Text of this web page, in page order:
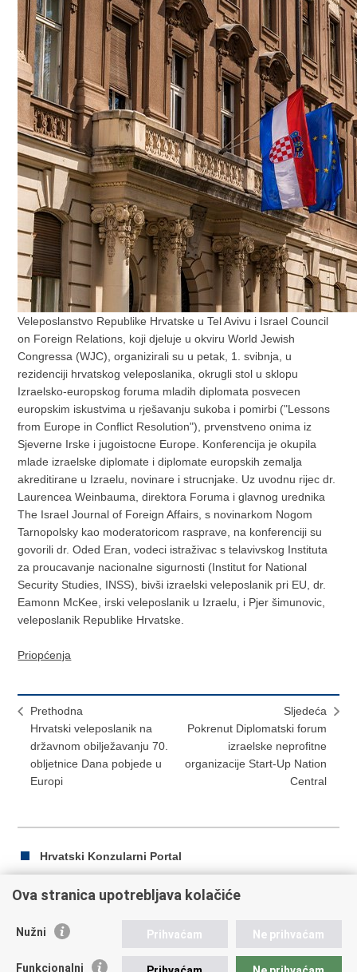
Veleposlanstvo Republike Hrvatske u Tel Avivu i Israel Council
on Foreign Relations, koji djeluje u okviru World Jewish
Congressa (WJC), organizirali su u petak, 1. svibnja, u
rezidenciji hrvatskog veleposlanika, okrugli stol u sklopu
Izraelsko-europskog foruma mladih diplomata posvecen
europskim iskustvima u rješavanju sukoba i pomirbi ("Lessons
from Europe in Conflict Resolution"), prvenstveno onima iz
Sjeverne Irske i jugoistocne Europe. Konferencija je okupila
mlade izraelske diplomate i diplomate europskih zemalja
akreditirane u Izraelu, novinare i strucnjake. Uz uvodnu rijec dr.
Laurencea Weinbauma, direktora Foruma i glavnog urednika
The Israel Journal of Foreign Affairs, s novinarkom Nogom
Tarnopolsky kao moderatoricom rasprave, na konferenciji su
govorili dr. Oded Eran, vodeci istraživac s telavivskog Instituta
za proucavanje nacionalne sigurnosti (Institut for National
Security Studies, INSS), bivši izraelski veleposlanik pri EU, dr.
Eamonn McKee, irski veleposlanik u Izraelu, i Pjer šimunovic,
veleposlanik Republike Hrvatske.
Priopćenja
Prethodna
Hrvatski veleposlanik na
državnom obilježavanju 70.
obljetnice Dana pobjede u
Europi
Sljedeća
Pokrenut Diplomatski forum
izraelske neprofitne
organizacije Start-Up Nation
Central
Hrvatski Konzularni Portal
Ispiši
Podijeli
Facebooku
Twitteru
Republika Hrvatska
Ova stranica upotrebljava kolačiće
Nužni Prihvaćam Ne prihvaćam
Funkcionalni